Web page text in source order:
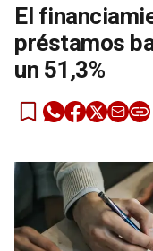
El
préstamos
un 51,3%